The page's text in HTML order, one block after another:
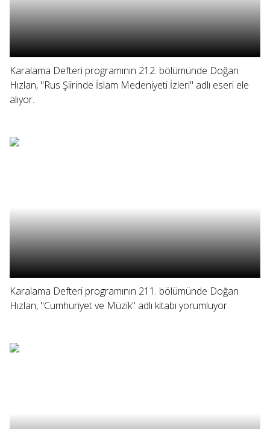
Karalama Defteri programının 212. bölümünde Doğan
Hızlan, "Rus Şiirinde İslam Medeniyeti İzleri" adlı eseri ele
alıyor.
Karalama Defteri programının 211. bölümünde Doğan
Hızlan, "Cumhuriyet ve Müzik" adlı kitabı yorumluyor.